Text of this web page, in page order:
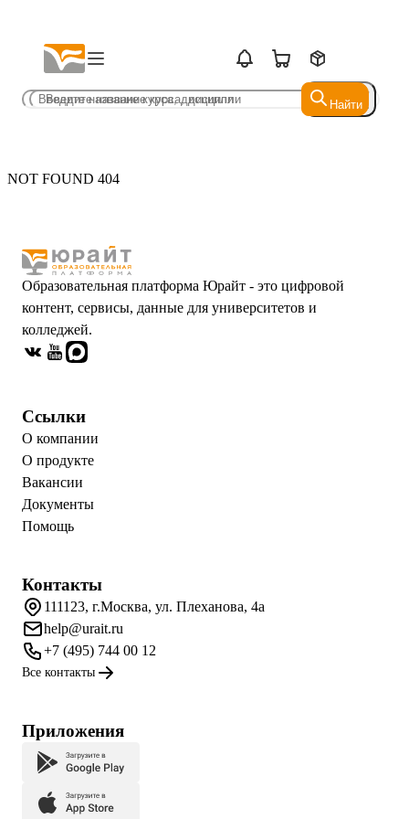
Найти
Найти
NOT FOUND 404
Образовательная платформа Юрайт - это цифровой
контент, сервисы, данные для университетов и
колледжей.
Ссылки
О компании
О продукте
Вакансии
Документы
Помощь
Контакты
111123, г.Москва, ул. Плеханова, 4а
help@urait.ru
+7 (495) 744 00 12
Все контакты
Приложения